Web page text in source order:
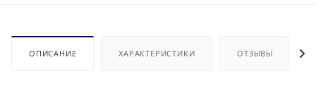
ОПИСАНИЕ ХАРАКТЕРИСТИКИ ОТЗЫВЫ